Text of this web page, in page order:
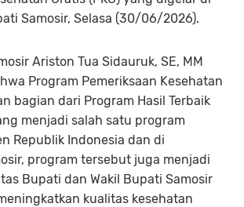
Samosir, Selasa (30/06/2026).
Ariston Tua Sidauruk, SE, MM
Program Pemeriksaan Kesehatan
bagian dari Program Hasil Terbaik
menjadi salah satu program
Republik Indonesia dan di
program tersebut juga menjadi
Bupati dan Wakil Bupati Samosir
kualitas kesehatan